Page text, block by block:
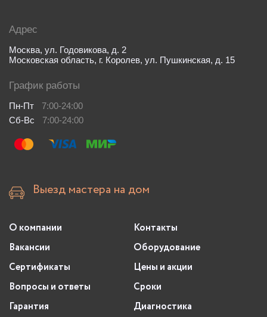
Адрес
Москва, ул. Годовикова, д. 2
Московская область, г. Королев, ул. Пушкинская, д. 15
График работы
Пн-Пт
7:00-24:00
Сб-Вс
7:00-24:00
Выезд мастера на дом
О компании
Контакты
Вакансии
Оборудование
Сертификаты
Цены и акции
Вопросы и ответы
Сроки
Гарантия
Диагностика